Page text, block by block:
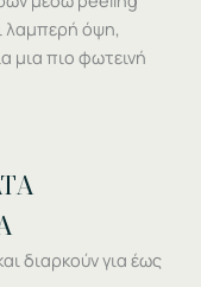
λαμπερή όψη,
μια πιο φωτεινή
διαρκούν για έως